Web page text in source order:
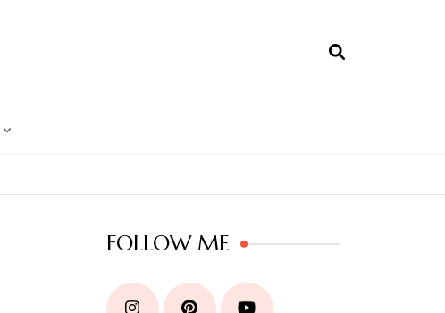
FOLLOW ME